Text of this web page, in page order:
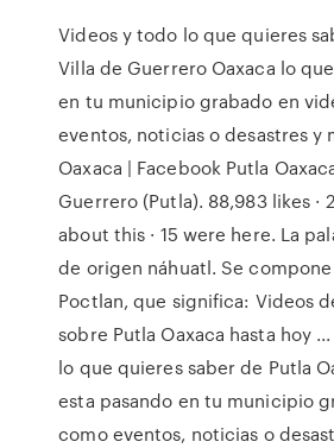
Videos y todo lo que quieres
Villa de Guerrero Oaxaca lo
en tu municipio grabado en
eventos, noticias o desastres y
Oaxaca | Facebook Putla
Guerrero (Putla). 88,983 likes ·
about this · 15 were here. La
de origen náhuatl. Se
Poctlan, que significa: Videos
sobre Putla Oaxaca hasta hoy
lo que quieres saber de Putla
esta pasando en tu municipio
como eventos, noticias o